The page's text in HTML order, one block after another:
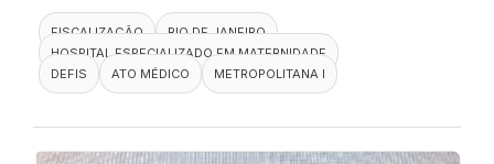
FISCALIZAÇÃO
RIO DE JANEIRO
HOSPITAL ESPECIALIZADO EM MATERNIDADE
DEFIS
ATO MÉDICO METROPOLITANA I